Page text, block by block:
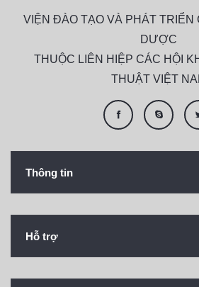
VIỆN ĐÀO TẠO VÀ PHÁT TRIỂN
DƯỢC
THUỘC LIÊN HIỆP CÁC HỘI
THUẬT VIỆT
Thông tin
Hỗ trợ